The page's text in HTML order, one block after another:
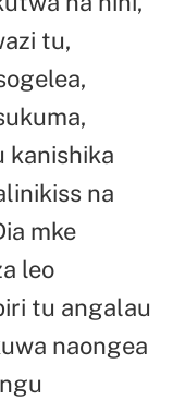
tu,
kanishika
na
mke
leo
tu angalau
naongea